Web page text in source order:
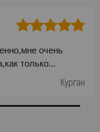
очень
только...
Курган